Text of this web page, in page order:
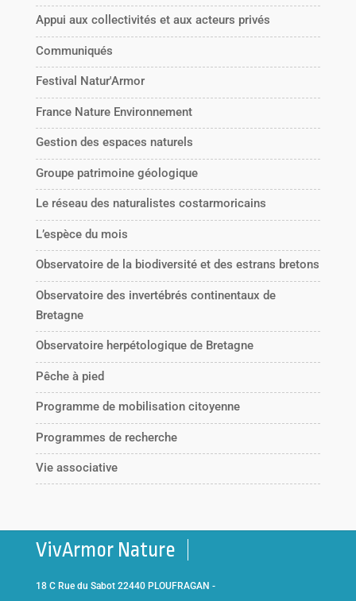
Appui aux collectivités et aux acteurs privés
Communiqués
Festival Natur'Armor
France Nature Environnement
Gestion des espaces naturels
Groupe patrimoine géologique
Le réseau des naturalistes costarmoricains
L’espèce du mois
Observatoire de la biodiversité et des estrans bretons
Observatoire des invertébrés continentaux de
Bretagne
Observatoire herpétologique de Bretagne
Pêche à pied
Programme de mobilisation citoyenne
Programmes de recherche
Vie associative
VivArmor Nature
18 C Rue du Sabot 22440 PLOUFRAGAN -